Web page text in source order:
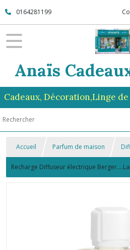
0164281199
Anaïs
Cadeaux, Décoration,Linge de
Accueil Parfum de maison
Recharge Diffuseur électrique